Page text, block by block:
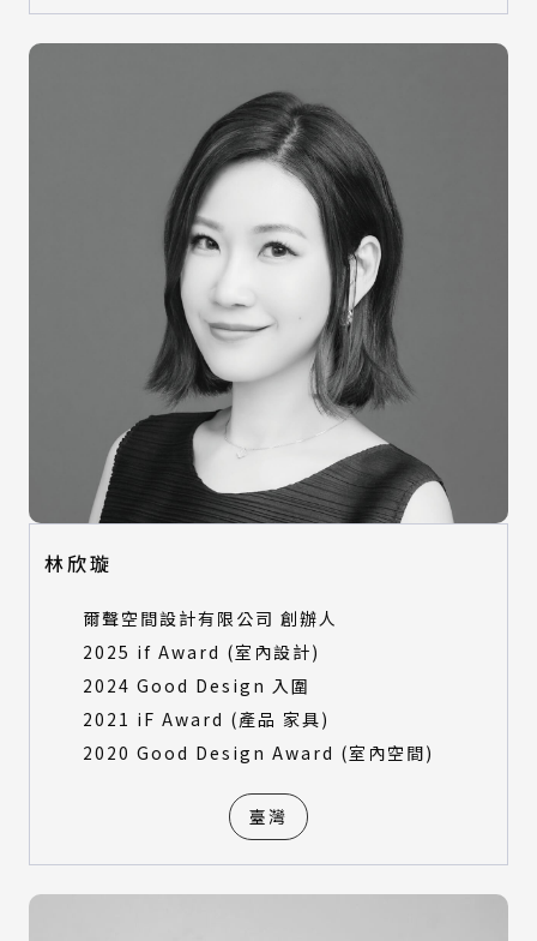
林欣璇
爾聲空間設計有限公司 創辦人
2025 if Award (室內設計)
2024 Good Design 入圍
2021 iF Award (產品 家具)
2020 Good Design Award (室內空間)
臺灣